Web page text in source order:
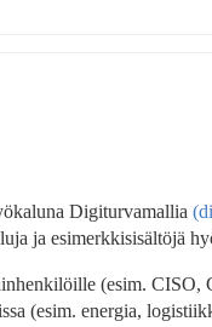
Digiturvamallia
ja esimerkkisisältöjä
(esim.
(esim. energia,